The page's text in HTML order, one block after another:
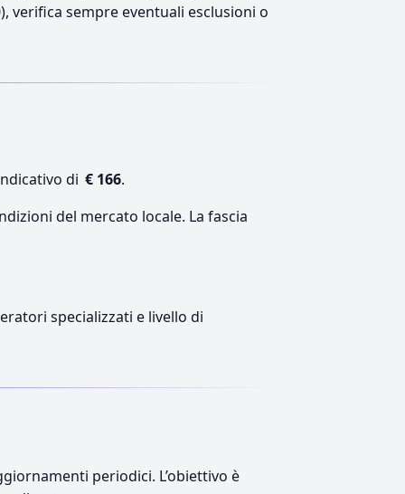
verifica sempre eventuali esclusioni o
di € 166.
del mercato locale. La fascia
specializzati e livello di
periodici. L’obiettivo è